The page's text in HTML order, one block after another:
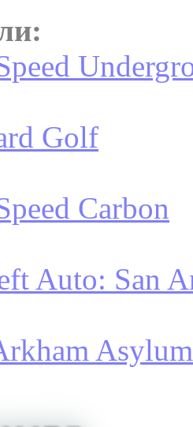
Golf
Carbon
Auto: San
Asylum